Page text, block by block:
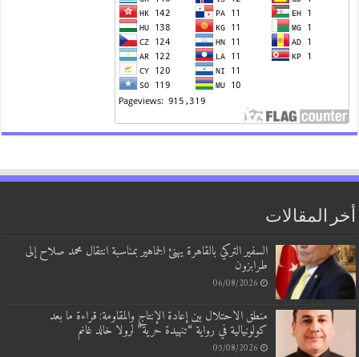
أخر المقالات
السفير التركي بالقاهرة يهنئ الجماهير بمناسبة انتقال محمد صلاح إلى
طرابزون
06/08/2026
منطق الاحتلال بين إعادة الإنتاج والمقاومة: قراءة ما بعد
كولونيالية في رواية “تنهيدة حرية” لرولا خالد غانم
05/08/2026